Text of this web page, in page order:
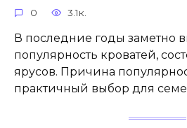
0 3.1к.
В последние годы заметно
популярность кроватей,
ярусов. Причина
практичный выбор для